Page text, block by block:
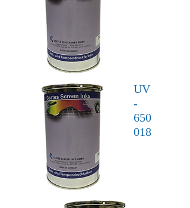
UV
-
650
018